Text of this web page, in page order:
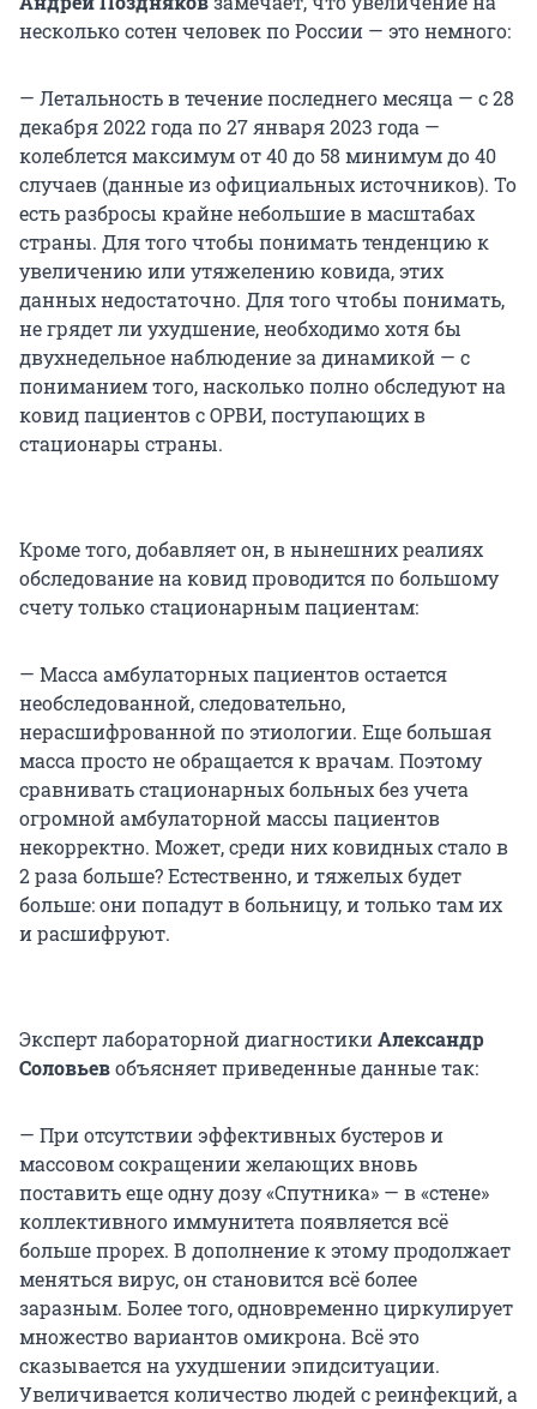
несколько сотен человек по России — это немного:
— Летальность в течение последнего месяца — с 28
декабря 2022 года по 27 января 2023 года —
колеблется максимум от 40 до 58 минимум до 40
случаев (данные из официальных источников). То
есть разбросы крайне небольшие в масштабах
страны. Для того чтобы понимать тенденцию к
увеличению или утяжелению ковида, этих
данных недостаточно. Для того чтобы понимать,
не грядет ли ухудшение, необходимо хотя бы
двухнедельное наблюдение за динамикой — с
пониманием того, насколько полно обследуют на
ковид пациентов с ОРВИ, поступающих в
стационары страны.
Кроме того, добавляет он, в нынешних реалиях
обследование на ковид проводится по большому
счету только стационарным пациентам:
— Масса амбулаторных пациентов остается
необследованной, следовательно,
нерасшифрованной по этиологии. Еще большая
масса просто не обращается к врачам. Поэтому
сравнивать стационарных больных без учета
огромной амбулаторной массы пациентов
некорректно. Может, среди них ковидных стало в
2 раза больше? Естественно, и тяжелых будет
больше: они попадут в больницу, и только там их
и расшифруют.
Эксперт лабораторной диагностикиАлександр
Соловьевобъясняет приведенные данные так:
— При отсутствии эффективных бустеров и
массовом сокращении желающих вновь
поставить еще одну дозу «Спутника» — в «стене»
коллективного иммунитета появляется всё
больше прорех. В дополнение к этому продолжает
меняться вирус, он становится всё более
заразным. Более того, одновременно циркулирует
множество вариантов омикрона. Всё это
сказывается на ухудшении эпидситуации.
Увеличивается количество людей с реинфекций, а